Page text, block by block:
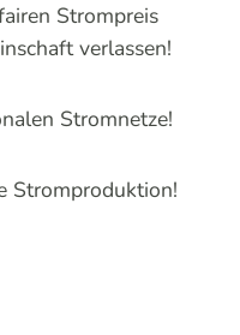
Strompreis
verlassen!
Stromnetze!
Stromproduktion!